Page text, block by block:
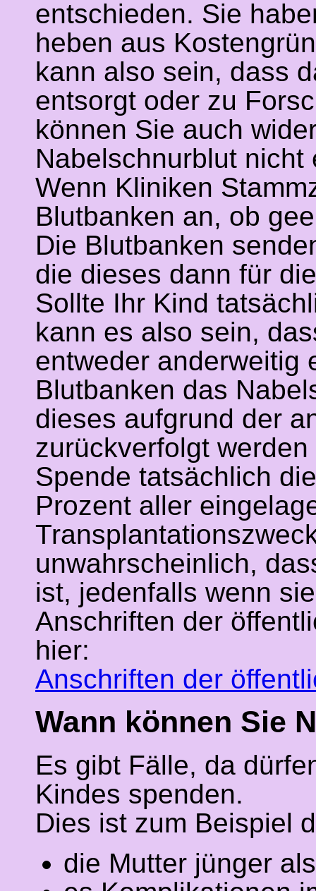
entschieden. Sie
heben aus
kann also sein, dass
entsorgt oder zu
können Sie auch
Nabelschnurblut nicht
Wenn Kliniken
Blutbanken an, ob
Die Blutbanken
die dieses dann für
Sollte Ihr Kind
kann es also sein,
entweder anderweitig
Blutbanken das
dieses aufgrund der
zurückverfolgt
Spende tatsächlich
Prozent aller
unwahrscheinlich,
ist, jedenfalls wenn
Anschriften der
hier:
Anschriften der
Wann können Sie
Es gibt Fälle, da
Kindes spenden.
Dies ist zum Beispiel
die Mutter jünger